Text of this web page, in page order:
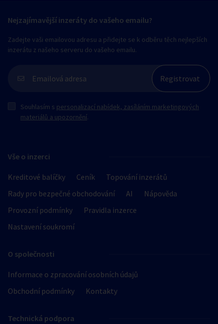
Vše o inzerci
Kreditové balíčky Ceník
Topování inzerátů
Rady pro bezpečné obchodování
AI
Nápověda
Provozní podmínky
Pravidla inzerce
Nastavení soukromí
O společnosti
Informace o zpracování osobních údajů
Obchodní podmínky
Kontakty
Technická podpora
Nejzajímavější inzeráty do vašeho emailu?
Zadejte vaši emailovou adresu a přidejte se k odběru těch nejlepších
inzerátu z našeho serveru do vašeho emailu.
Souhlasím s personalizací nabídek, zasíláním marketingových
materiálů a upozornění.